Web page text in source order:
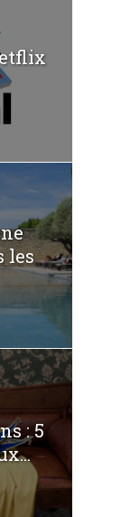
les
: 5